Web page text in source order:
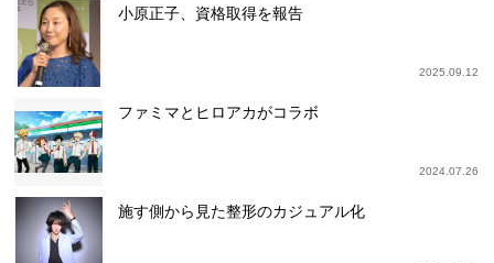
小原正子、資格取得を報告
2025.09.12
ファミマとヒロアカがコラボ
2024.07.26
施す側から見た整形のカジュアル化